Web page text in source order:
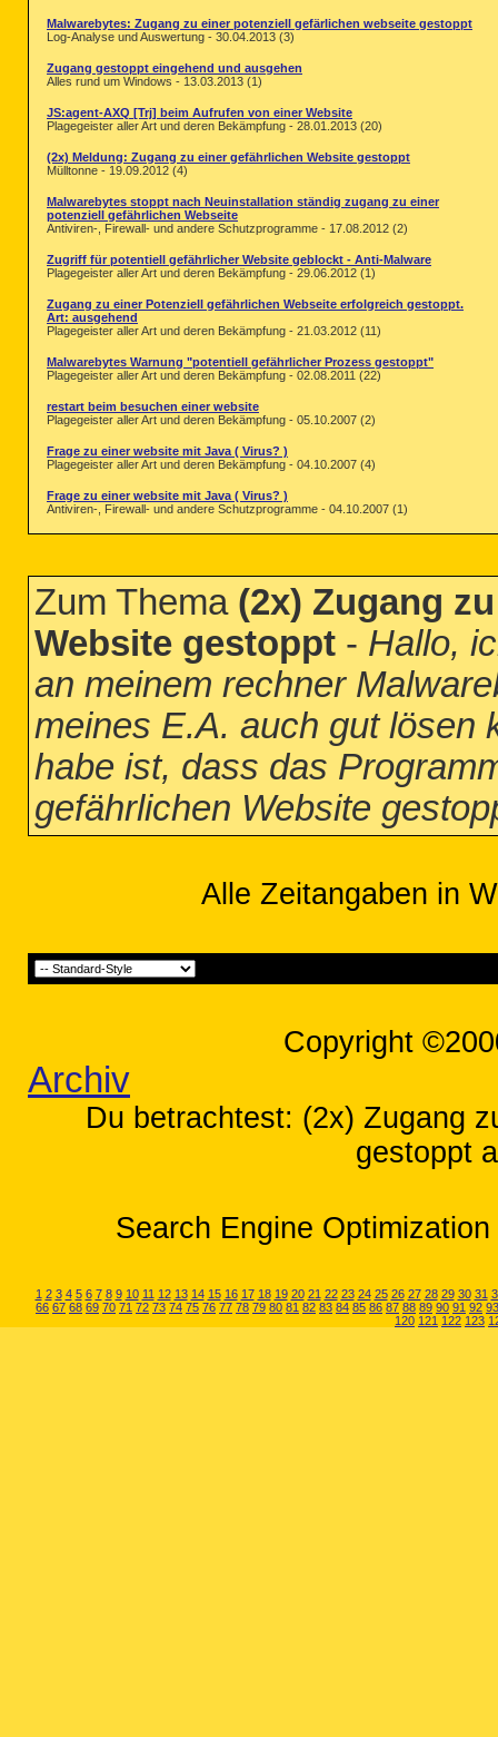
Malwarebytes: Zugang zu einer potenziell gefärlichen webseite gestoppt
Log-Analyse und Auswertung - 30.04.2013 (3)
Zugang gestoppt eingehend und ausgehen
Alles rund um Windows - 13.03.2013 (1)
JS:agent-AXQ [Trj] beim Aufrufen von einer Website
Plagegeister aller Art und deren Bekämpfung - 28.01.2013 (20)
(2x) Meldung: Zugang zu einer gefährlichen Website gestoppt
Mülltonne - 19.09.2012 (4)
Malwarebytes stoppt nach Neuinstallation ständig zugang zu einer
potenziell gefährlichen Webseite
Antiviren-, Firewall- und andere Schutzprogramme - 17.08.2012 (2)
Zugriff für potentiell gefährlicher Website geblockt - Anti-Malware
Plagegeister aller Art und deren Bekämpfung - 29.06.2012 (1)
Zugang zu einer Potenziell gefährlichen Webseite erfolgreich gestoppt.
Art: ausgehend
Plagegeister aller Art und deren Bekämpfung - 21.03.2012 (11)
Malwarebytes Warnung "potentiell gefährlicher Prozess gestoppt"
Plagegeister aller Art und deren Bekämpfung - 02.08.2011 (22)
restart beim besuchen einer website
Plagegeister aller Art und deren Bekämpfung - 05.10.2007 (2)
Frage zu einer website mit Java ( Virus? )
Plagegeister aller Art und deren Bekämpfung - 04.10.2007 (4)
Frage zu einer website mit Java ( Virus? )
Antiviren-, Firewall- und andere Schutzprogramme - 04.10.2007 (1)
Zum Thema (2x) Zugang
Website gestoppt - Hallo,
an meinem rechner
meines E.A. auch gut lösen
habe ist, dass das
gefährlichen Website
Alle Zeitangaben in
Copyright
Archiv
Du betrachtest: (2x) Zugang
gestoppt
Search Engine
1 2 3 4 5 6 7 8 9 10 11 12 13 14 15 16 17 18 19 20 21 22 23 24 25 26 27 28 29 30 31
66 67 68 69 70 71 72 73 74 75 76 77 78 79 80 81 82 83 84 85 86 87 88 89 90 91 92 93
120 121 122 123